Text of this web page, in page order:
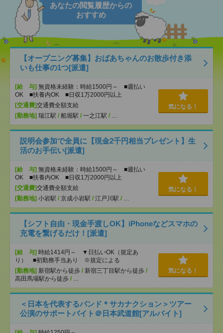
あなたの閲覧履歴からの
おすすめ
【オープニング募集】おばあちゃんのお散歩付き添
いも仕事の1つ[派遣]
[給 与] 無資格未経験：時給1500円～ ■週払い
OK ■扶養内OK ■日収1万2000円以上
[交通費]交通費全額支給
[勤務地] 瑞江駅 / 船堀駅 / 一之江駅 / …
気になる！
説明会参加で全員に【現金2千円相当プレゼント】生
活のお手伝い[派遣]
[給 与] 無資格未経験：時給1500円～ ■週払い
OK ■扶養内OK ■日収1万2000円以上
[交通費]交通費全額支給
[勤務地] 小岩駅 / 京成小岩駅 / 江戸川駅 / …
気になる！
【シフト自由・現金手渡しOK】iPhoneなどスマホの
充電を繋げるだけ！[派遣]
[給 与] 時給1414円～ ▼日払いOK（規定あ
り） ■初勤務手当あり ※規定による
[勤務地] 新宿駅から徒歩 / 新宿三丁目駅から徒歩 /
高田馬場駅から徒歩 / …
気になる！
＜日本を代表するバンド＊サカナクション＞ツアー
公演のサポートバイト＠日本武道館[アルバイト]